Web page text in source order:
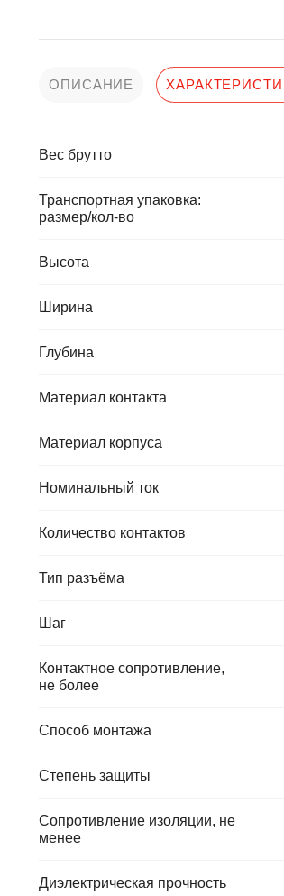
ОПИСАНИЕ
Вес брутто
Транспортная упаковка:
размер/кол-во
Высота
Ширина
Глубина
Материал контакта
Материал корпуса
Номинальный ток
Количество контактов
Тип разъёма
Шаг
Контактное сопротивление,
не более
Способ монтажа
Степень защиты
Сопротивление изоляции, не
менее
Диэлектрическая прочность